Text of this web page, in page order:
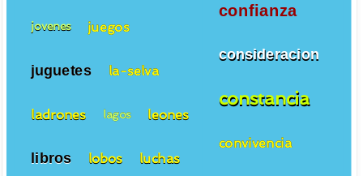
confianza
consideracion
constancia
convivencia
jovenes juegos
juguetes la-selva
ladrones lagos leones
libros lobos luchas